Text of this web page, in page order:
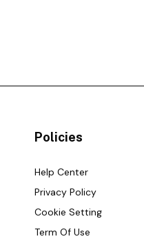
Policies
Help Center
Privacy Policy
Cookie Setting
Term Of Use